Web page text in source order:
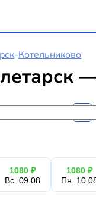
-Котельниково
1080 ₽
Вс. 09.08
1080 ₽
Пн.